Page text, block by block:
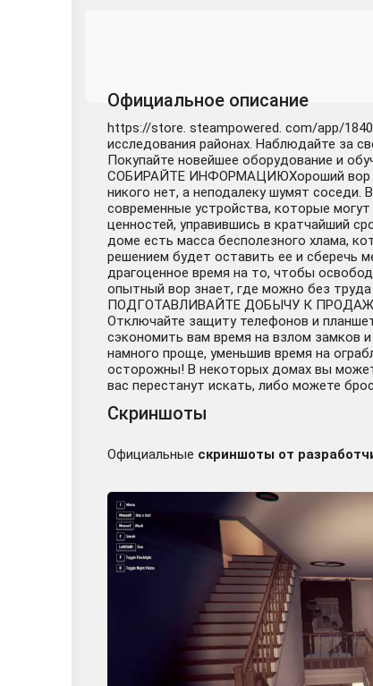
Официальное описание
https://store. steampowered. com/app/
исследования районах. Наблюдайте за
Покупайте новейшее оборудование и
СОБИРАЙТЕ ИНФОРМАЦИЮХороший вор
никого нет, а неподалеку шумят
современные устройства, которые
ценностей, управившись в кратчайший
доме есть масса бесполезного хлама,
решением будет оставить ее и сберечь
драгоценное время на то, чтобы
опытный вор знает, где можно без
ПОДГОТАВЛИВАЙТЕ ДОБЫЧУ К
Отключайте защиту телефонов и
сэкономить вам время на взлом замков
намного проще, уменьшив время на
осторожны! В некоторых домах вы
вас перестанут искать, либо можете
Скриншоты
Официальные скриншоты от